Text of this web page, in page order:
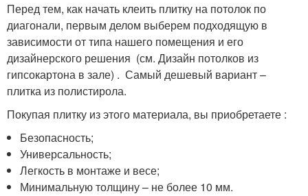
Перед тем, как начать клеить плитку на потолок по
диагонали, первым делом выберем подходящую в
зависимости от типа нашего помещения и его
дизайнерского решения (см. Дизайн потолков из
гипсокартона в зале) . Самый дешевый вариант –
плитка из полистирола.
Покупая плитку из этого материала, вы приобретаете :
Безопасность;
Универсальность;
Легкость в монтаже и весе;
Минимальную толщину – не более 10 мм.